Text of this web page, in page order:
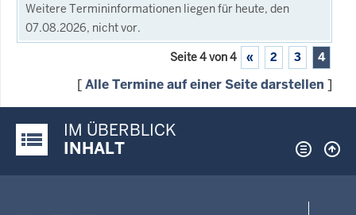
Weitere Termininformationen liegen für heute, den
07.08.2026, nicht vor.
Seite 4 von 4 « 2 3 4
[Alle Termine auf einer Seite darstellen ]
Justiz-Portal im Überblick:
IM ÜBERBLICK
INHALT